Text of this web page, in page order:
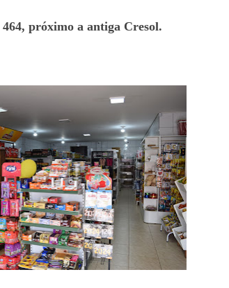
próximo a antiga Cresol.